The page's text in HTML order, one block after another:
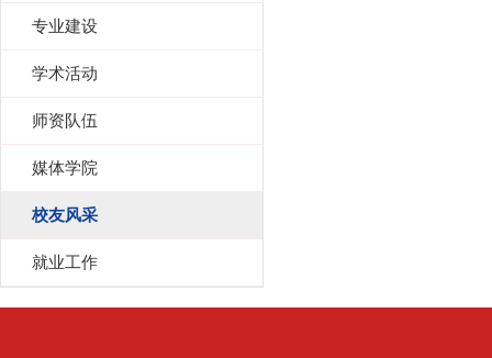
专业建设
学术活动
师资队伍
媒体学院
校友风采
就业工作